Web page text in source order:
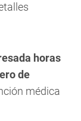
horas
de
médica